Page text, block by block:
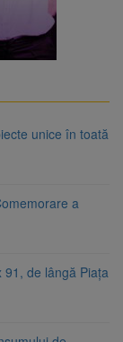
unice în toată
a
de lângă Piața